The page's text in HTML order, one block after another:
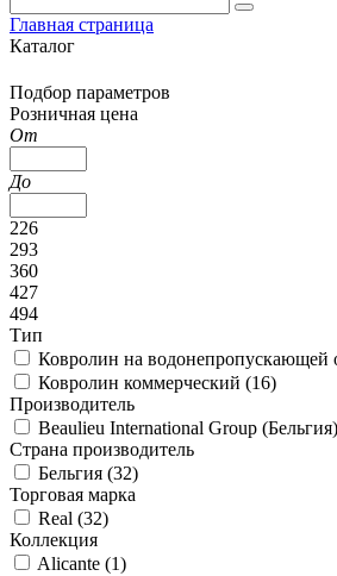
Главная страница
Каталог
Подбор параметров
Розничная цена
От
До
226
293
360
427
494
Тип
Ковролин на водонепропускающей
Ковролин коммерческий (16)
Производитель
Beaulieu International Group
Страна производитель
Бельгия (32)
Торговая марка
Real (32)
Коллекция
Alicante (1)